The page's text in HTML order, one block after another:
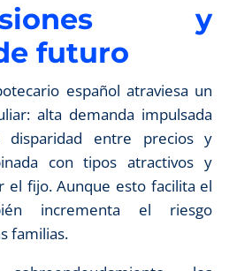
y
futuro
español atraviesa un
alta demanda impulsada
disparidad entre precios y
con tipos atractivos y
el fijo. Aunque esto facilita el
incrementa el riesgo
familias.